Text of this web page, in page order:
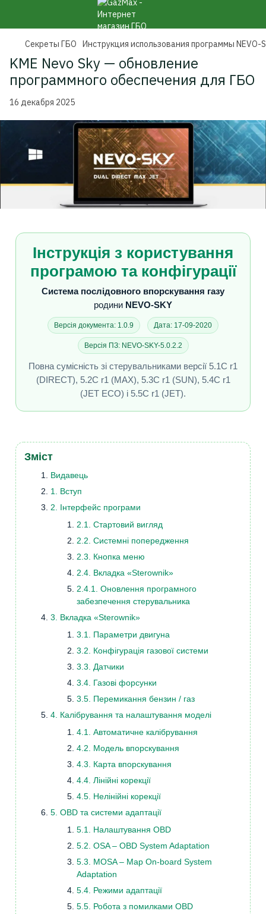
Секреты ГБО Инструкция использования программы NEVO-
KME Nevo Sky — обновление
программного обеспечения для ГБО
16 декабря 2025
Інструкція з користування
програмою та конфігурації
Система послідовного впорскування газу
родини NEVO-SKY
Версія документа: 1.0.9 Дата: 17-09-2020
Версія ПЗ: NEVO-SKY-5.0.2.2
Повна сумісність зі стерувальниками версії 5.1C r1
(DIRECT), 5.2C r1 (MAX), 5.3C r1 (SUN), 5.4C r1
(JET ECO) і 5.5C r1 (JET).
Зміст
Видавець
1. Вступ
2. Інтерфейс програми
2.1. Стартовий вигляд
2.2. Системні попередження
2.3. Кнопка меню
2.4. Вкладка «Sterownik»
2.4.1. Оновлення програмного
забезпечення стерувальника
3. Вкладка «Sterownik»
3.1. Параметри двигуна
3.2. Конфігурація газової системи
3.3. Датчики
3.4. Газові форсунки
3.5. Перемикання бензин / газ
4. Калібрування та налаштування моделі
4.1. Автоматичне калібрування
4.2. Модель впорскування
4.3. Карта впорскування
4.4. Лінійні корекції
4.5. Нелінійні корекції
5. OBD та системи адаптації
5.1. Налаштування OBD
5.2. OSA – OBD System Adaptation
5.3. MOSA – Map On-board System
Adaptation
5.4. Режими адаптації
5.5. Робота з помилками OBD